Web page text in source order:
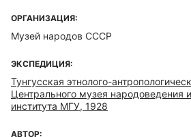
ОРГАНИЗАЦИЯ:
Музей народов СССР
ЭКСПЕДИЦИЯ:
Тунгусская этнолого-
Центрального музея народоведения
института МГУ, 1928
АВТОР: